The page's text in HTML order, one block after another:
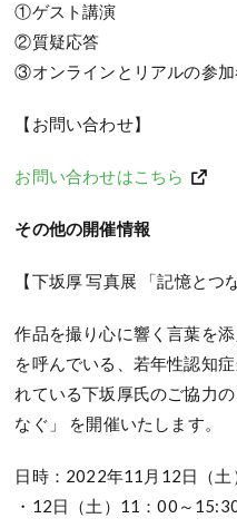
①ゲスト講演
②質疑応答
③オンラインとリアルの参加
【お問い合わせ】
お問い合わせはこちら
その他の開催情報
【下坂厚 写真展 「記憶とつ
作品を撮り心に響く言葉を
を呼んでいる、若年性認知
れている下坂厚氏のご協力
なぐ」 を開催いたします。
日時：2022年11月12日（土
・12日（土）11：00～